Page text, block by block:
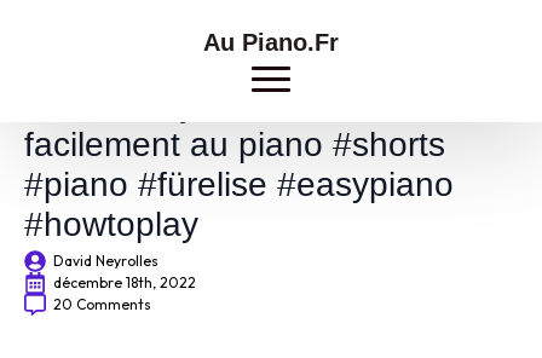
Au Piano.Fr
Comment jouer La lettre à Élise
facilement au piano #shorts
#piano #fürelise #easypiano
#howtoplay
David Neyrolles
décembre 18th, 2022
20 Comments